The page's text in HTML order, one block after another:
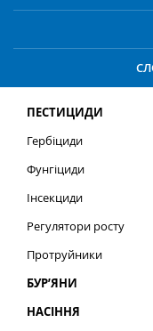
ПЕСТИЦИДИ
Гербіциди
Фунгіциди
Інсекциди
Регулятори росту
Протруйники
БУР’ЯНИ
НАСІННЯ